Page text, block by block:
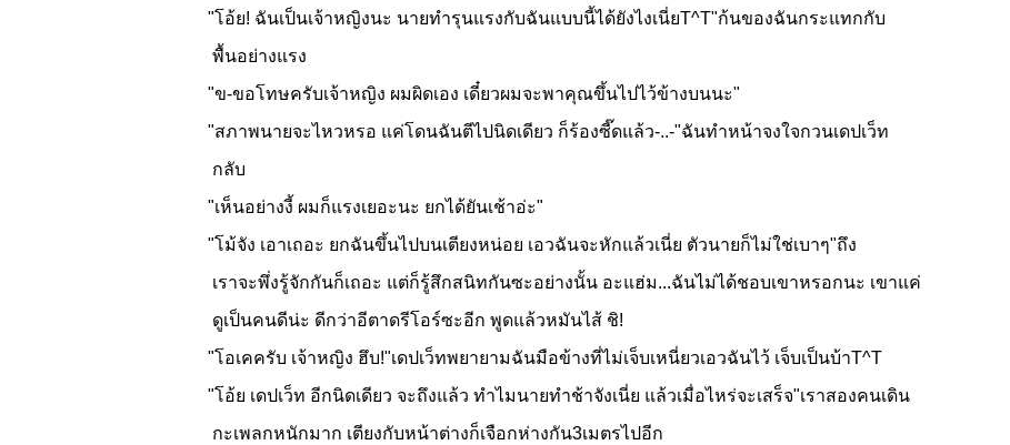
"โอ้ย! ฉันเป็นเจ้าหญิงนะ นายทำรุนแรงกับฉันแบบนี้ได้ยังไงเนี่ยT^T"ก้นของฉันกระแทกกับ
พื้นอย่างแรง
"ข-ขอโทษครับเจ้าหญิง ผมผิดเอง เดี๋ยวผมจะพาคุณขึ้นไปไว้ข้างบนนะ"
"สภาพนายจะไหวหรอ แค่โดนฉันตีไปนิดเดียว ก็ร้องซี๊ดแล้ว-..-"ฉันทำหน้าจงใจกวนเดปเว็ท
กลับ
"เห็นอย่างงี้ ผมก็แรงเยอะนะ ยกได้ยันเช้าอ่ะ"
"โม้จัง เอาเถอะ ยกฉันขึ้นไปบนเตียงหน่อย เอวฉันจะหักแล้วเนี่ย ตัวนายก็ไม่ใช่เบาๆ"ถึง
เราจะพึ่งรู้จักกันก็เถอะ แต่ก็รู้สึกสนิทกันซะอย่างนั้น อะแฮ่ม...ฉันไม่ได้ชอบเขาหรอกนะ เขาแค่
ดูเป็นคนดีน่ะ ดีกว่าอีตาดรีโอร์ซะอีก พูดแล้วหมันไส้ ชิ!
"โอเคครับ เจ้าหญิง ฮึบ!"เดปเว็ทพยายามฉันมือข้างที่ไม่เจ็บเหนี่ยวเอวฉันไว้ เจ็บเป็นบ้าT^T
"โอ้ย เดปเว็ท อีกนิดเดียว จะถึงแล้ว ทำไมนายทำช้าจังเนี่ย แล้วเมื่อไหร่จะเสร็จ"เราสองคนเดิน
กะเพลกหนักมาก เตียงกับหน้าต่างก็เจือกห่างกัน3เมตรไปอีก